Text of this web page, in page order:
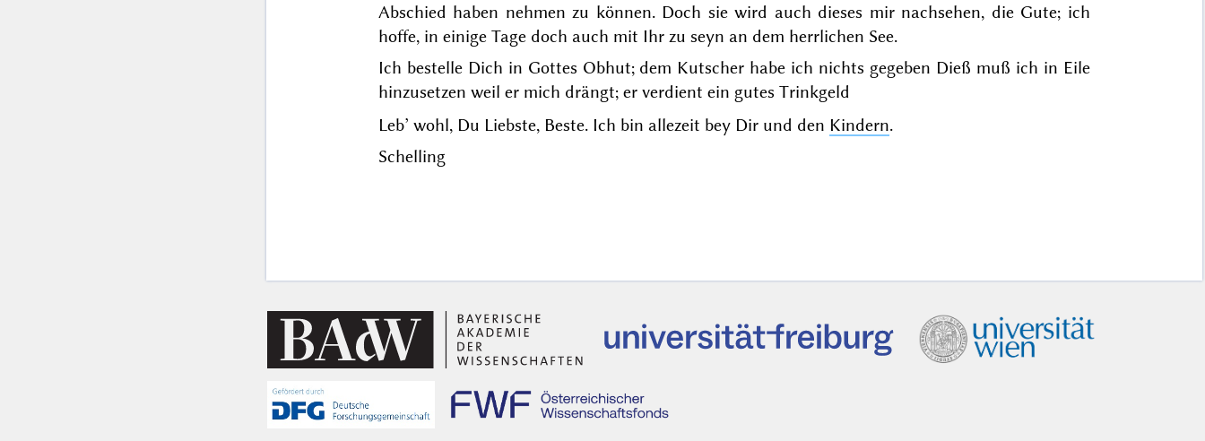
Abschied haben nehmen zu können. Doch sie wird auch dieses mir nachsehen, die Gute; ich
hoffe, in einige Tage doch auch mit Ihr zu seyn an dem herrlichen See.
Ich bestelle Dich in Gottes Obhut; dem Kutscher habe ich nichts gegeben Dieß muß ich in Eile
hinzusetzen weil er mich drängt; er verdient ein gutes Trinkgeld
Leb’ wohl, Du Liebste, Beste. Ich bin allezeit bey Dir und den Kindern.
Schelling